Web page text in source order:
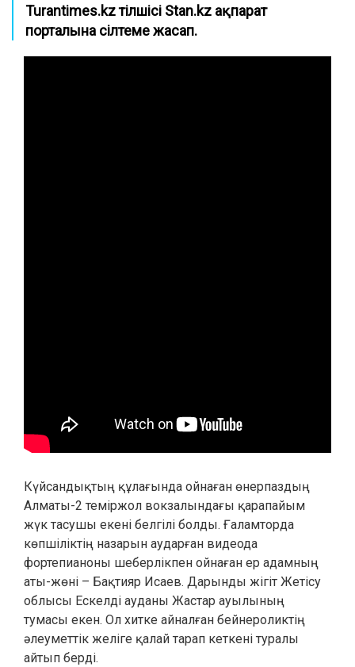
Turantimes.kz тілшісі Stan.kz ақпарат
порталына сілтеме жасап.
Күйсандықтың құлағында ойнаған өнерпаздың
Алматы-2 теміржол вокзалындағы қарапайым
жүк тасушы екені белгілі болды. Ғаламторда
көпшіліктің назарын аударған видеода
фортепианоны шеберлікпен ойнаған ер адамның
аты-жөні – Бақтияр Исаев. Дарынды жігіт Жетісу
облысы Ескелді ауданы Жастар ауылының
тумасы екен. Ол хитке айналған бейнероликтің
әлеуметтік желіге қалай тарап кеткені туралы
айтып берді.